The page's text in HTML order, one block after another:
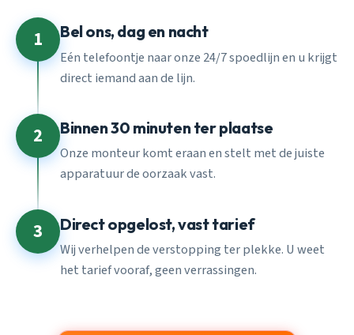
1 Bel ons, dag en nacht
Eén telefoontje naar onze 24/7 spoedlijn en u krijgt
direct iemand aan de lijn.
2 Binnen 30 minuten ter plaatse
Onze monteur komt eraan en stelt met de juiste
apparatuur de oorzaak vast.
3 Direct opgelost, vast tarief
Wij verhelpen de verstopping ter plekke. U weet
het tarief vooraf, geen verrassingen.